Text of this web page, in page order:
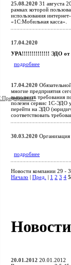
25.08.2020 31 августа
рамках которой
использования
«1С:Мобильная касса».
17.04.2020
УРА!!!!!!!!!!!!!! ЭДО
подробнее
17.04.2020
многие предприятия
выполнить требования
полезен сервис 1С-ЭДО
перейти на ЭДО
соответствовать
30.03.2020
подробнее
Новости компании 29 -
Начало | Пред. | 1 2 3 4 5
20.01.2012 20.01.2012